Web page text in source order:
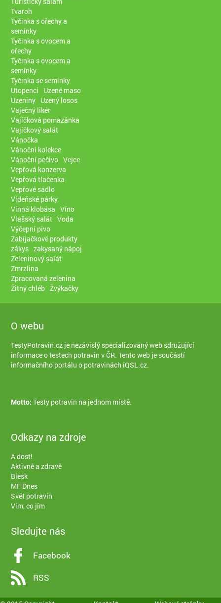
Tvaroh
Tyčinka s ořechy a
semínky
Tyčinka s ovocem a
ořechy
Tyčinka s ovocem a
semínky
Tyčinka se semínky
Utopenci
Uzené maso
Uzeniny Uzený losos
Vaječný likér
Vajíčková pomazánka
Vajíčkový salát
Vánočka
Vánoční kolekce
Vánoční pečivo Vejce
Vepřová konzerva
Vepřová tlačenka
Vepřové sádlo
Vídeňské párky
Vinná klobása Víno
Vlašský salát Voda
Výčepní pivo
Zabíjačkové produkty
zákys zakysaný nápoj
Zeleninový salát
Zmrzlina
Zpracovaná zelenina
Žitný chléb Žvýkačky
O webu
TestyPotravin.cz je nezávislý specializovaný web sdružující
informace o testech potravin v ČR. Tento web je součástí
informačního portálu o potravinách iQSL.cz.
Motto: Testy potravin na jednom místě.
Odkazy na zdroje
A dost!
Aktivně a zdravě
Blesk
MF Dnes
Svět potravin
Vím, co jím
Sledujte nás
Facebook
RSS